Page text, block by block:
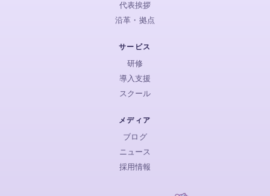
代表挨拶
沿革・拠点
サービス
研修
導入支援
スクール
メディア
ブログ
ニュース
採用情報